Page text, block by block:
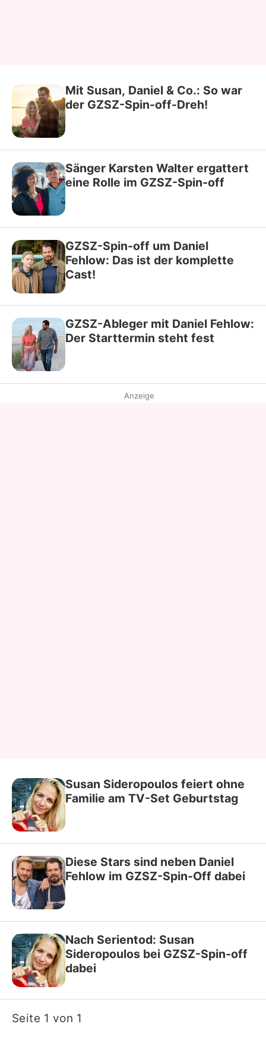
Mit Susan, Daniel & Co.: So war
der GZSZ-Spin-off-Dreh!
Sänger Karsten Walter ergattert
eine Rolle im GZSZ-Spin-off
GZSZ-Spin-off um Daniel
Fehlow: Das ist der komplette
Cast!
GZSZ-Ableger mit Daniel Fehlow:
Der Starttermin steht fest
Anzeige
Susan Sideropoulos feiert ohne
Familie am TV-Set Geburtstag
Diese Stars sind neben Daniel
Fehlow im GZSZ-Spin-Off dabei
Nach Serientod: Susan
Sideropoulos bei GZSZ-Spin-off
dabei
Seite 1 von 1